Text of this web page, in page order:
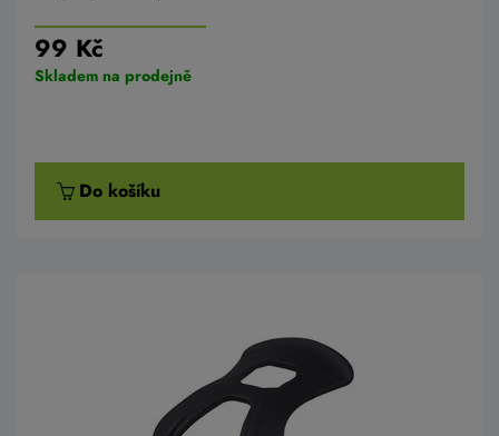
99 Kč
Skladem na prodejně
Do košíku